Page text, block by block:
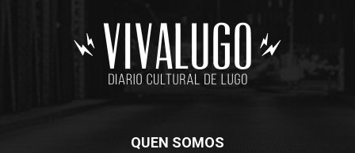
QUEN SOMOS